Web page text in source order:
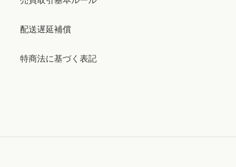
配送遅延補償
特商法に基づく表記